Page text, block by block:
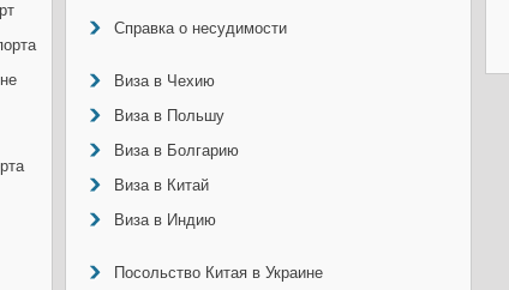
Справка о несудимости
Виза в Чехию
Виза в Польшу
Виза в Болгарию
Виза в Китай
Виза в Индию
Посольство Китая в Украине